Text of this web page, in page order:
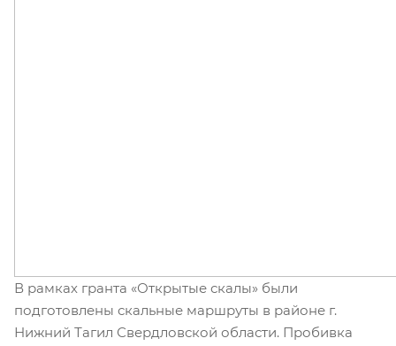
В рамках гранта «Открытые скалы» были
подготовлены скальные маршруты в районе г.
Нижний Тагил Свердловской области. Пробивка